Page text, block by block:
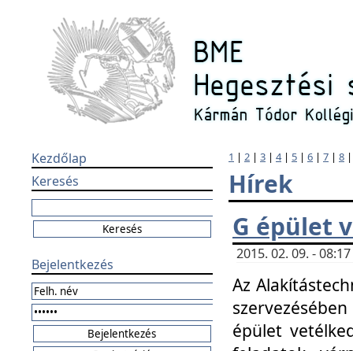
Kezdőlap
Keresés
Bejelentkezés
1 | 2 | 3 | 4| 5 | 6 | 7 | 8
Hírek
G épület
2015. 02. 09. -
Az
épület